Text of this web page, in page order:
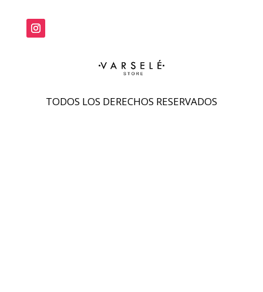
TODOS LOS DERECHOS RESERVADOS